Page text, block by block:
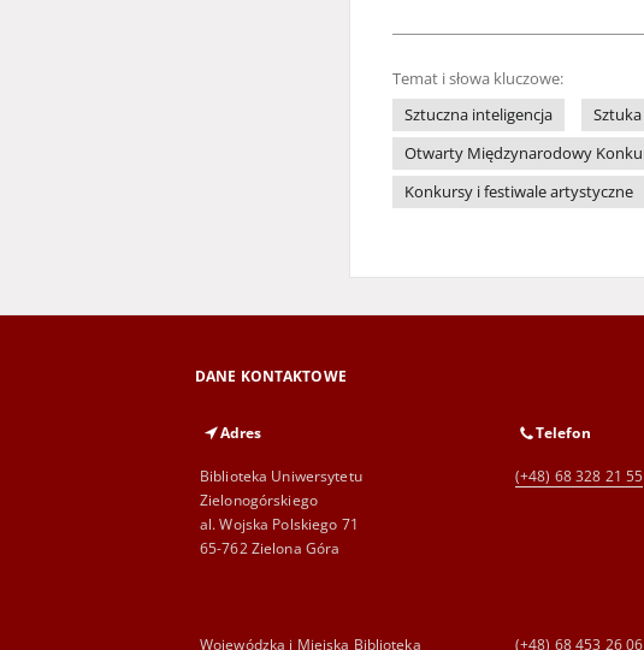
Temat i słowa kluczowe:
Sztuczna inteligencja
Sztuka
Otwarty Międzynarodowy
Konkursy i festiwale artystyczne
DANE KONTAKTOWE
Adres
Biblioteka Uniwersytetu
Zielonogórskiego
al. Wojska Polskiego 71
65-762 Zielona Góra
Telefon
(+48) 68 328 21 55
Wojewódzka i Miejska Biblioteka
(+48) 68 453 26 06